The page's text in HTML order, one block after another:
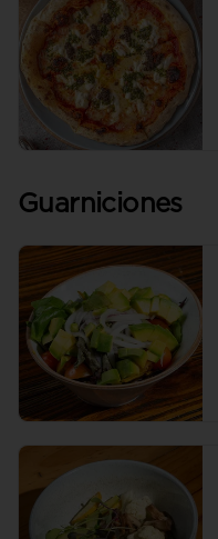
Guarniciones